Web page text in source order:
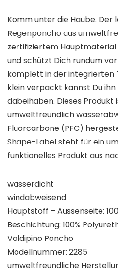
Komm unter die Haube. Der
Regenponcho aus
zertifiziertem
und schützt Dich rundum vor
komplett in der integrierten
klein verpackt kannst Du
dabeihaben. Dieses Produkt
umweltfreundlich
Fluorcarbone (PFC)
Shape-Label steht für ein
funktionelles Produkt aus
wasserdicht
windabweisend
Hauptstoff – Aussenseite:
Beschichtung: 100%
Valdipino Poncho
Modellnummer: 2285
umweltfreundliche